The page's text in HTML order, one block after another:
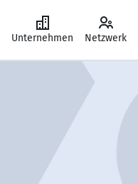
Unternehmen Netzwerk